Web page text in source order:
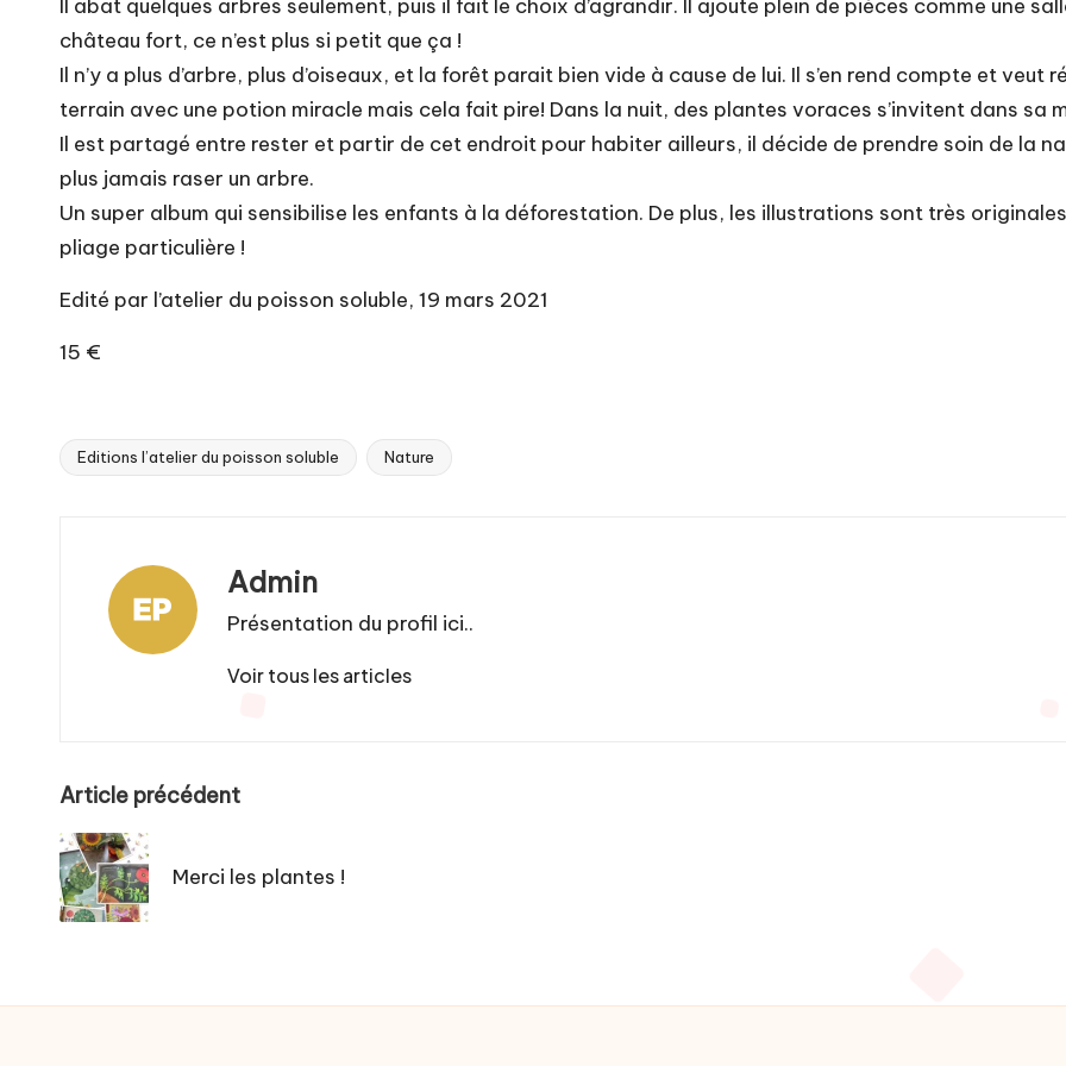
Il abat quelques arbres seulement, puis il fait le choix d’agrandir. Il ajoute plein de pièces comme une
château fort, ce n’est plus si petit que ça !
Il n’y a plus d’arbre, plus d’oiseaux, et la forêt parait bien vide à cause de lui. Il s’en rend compte et
terrain avec une potion miracle mais cela fait pire! Dans la nuit, des plantes voraces s’invitent dans sa
Il est partagé entre rester et partir de cet endroit pour habiter ailleurs, il décide de prendre soin de la
plus jamais raser un arbre.
Un super album qui sensibilise les enfants à la déforestation. De plus, les illustrations sont très
pliage particulière !
Edité par l’atelier du poisson soluble, 19 mars 2021
15 €
Tags:
Editions l’atelier du poisson soluble Nature
Admin
Présentation du profil ici..
Voir tous les articles
Post
navigation
Article précédent
Merci les plantes !